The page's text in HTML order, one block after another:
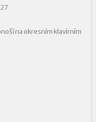
na okresním klavírním